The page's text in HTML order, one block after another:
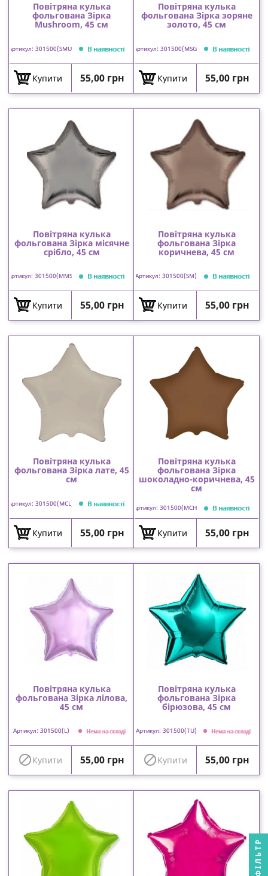
Повітряна кулька
фольгована Зірка
Mushroom, 45 см
Артикул: 301500(SMU) В наявності
Купити Ціна
55,00 грн
Повітряна кулька
фольгована Зірка зоряне
золото, 45 см
Артикул: 301500(MSG) В наявності
Купити Ціна
55,00 грн
Повітряна кулька
фольгована Зірка місячне
срібло, 45 см
Артикул: 301500(MMS) В наявності
Купити Ціна
55,00 грн
Повітряна кулька
фольгована Зірка
коричнева, 45 см
Артикул: 301500(SM) В наявності
Купити Ціна
55,00 грн
Повітряна кулька
фольгована Зірка лате, 45
см
Артикул: 301500(MCL) В наявності
Купити Ціна
55,00 грн
Повітряна кулька
фольгована Зірка
шоколадно-коричнева, 45
см
Артикул: 301500(MCH) В наявності
Купити Ціна
55,00 грн
Повітряна кулька
фольгована Зірка лілова,
45 см
Артикул: 301500(L) Нема на складі
Купити Ціна
55,00 грн
Повітряна кулька
фольгована Зірка
бірюзова, 45 см
Артикул: 301500(TU) Нема на складі
Купити Ціна
55,00 грн
ФІЛЬТР